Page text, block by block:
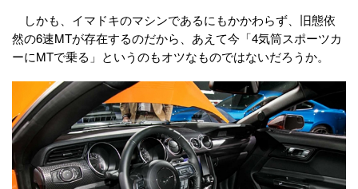
しかも、イマドキのマシンであるにもかかわらず、旧態依
然の6速MTが存在するのだから、あえて今「4気筒スポーツカ
ーにMTで乗る」というのもオツなものではないだろうか。